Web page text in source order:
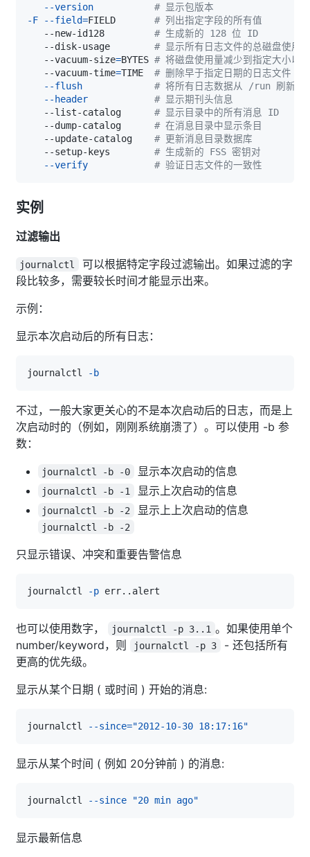
--version
# 显示包版本
-F
--field=FIELD # 列出指定字段的所有值
   --new-id128
# 生成新的 128 位 ID
   --disk-usage
# 显示所有日志文件的总磁盘使用
   --vacuum-size
=BYTES # 将磁盘使用量减少到指定大小以下
   --vacuum-time
=TIME # 删除早于指定日期的日志文件
--flush
# 将所有日志数据从 /run 刷新
--header
# 显示期刊头信息
   --list-catalog
# 显示目录中的所有消息 ID
   --dump-catalog
# 在消息目录中显示条目
   --update-catalog
# 更新消息目录数据库
   --setup-keys
# 生成新的 FSS 密钥对
--verify
# 验证日志文件的一致性
实例
过滤输出
journalctl
可以根据特定字段过滤输出。如果过滤的字
段比较多，需要较长时间才能显示出来。
示例：
显示本次启动后的所有日志：
journalctl -b
不过，一般大家更关心的不是本次启动后的日志，而是上
次启动时的（例如，刚刚系统崩溃了）。可以使用 -b 参
数：
journalctl -b -0 显示本次启动的信息
journalctl -b -1 显示上次启动的信息
journalctl -b -2 显示上上次启动的信息
journalctl -b -2
只显示错误、冲突和重要告警信息
journalctl -p err..
也可以使用数字， journalctl -p 3..1 。如果使用单个
number/keyword，则
journalctl -p 3
- 还包括所有
更高的优先级。
显示从某个日期 ( 或时间 ) 开始的消息:
journalctl --since="2012-10-30 18:17:16"
显示从某个时间 ( 例如 20分钟前 ) 的消息:
journalctl --since "20 min ago"
显示最新信息